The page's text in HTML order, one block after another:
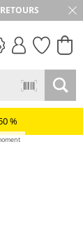
%